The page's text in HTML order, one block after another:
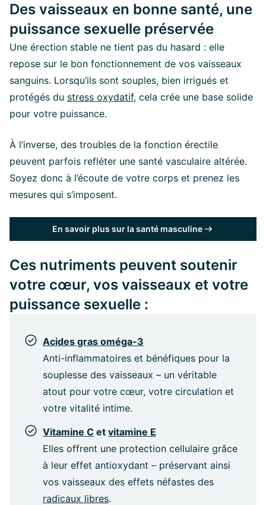
Des vaisseaux en bonne santé, une
puissance sexuelle préservée
Une érection stable ne tient pas du hasard : elle
repose sur le bon fonctionnement de vos vaisseaux
sanguins. Lorsqu’ils sont souples, bien irrigués et
protégés du stress oxydatif, cela crée une base solide
pour votre puissance.
À l’inverse, des troubles de la fonction érectile
peuvent parfois refléter une santé vasculaire altérée.
Soyez donc à l’écoute de votre corps et prenez les
mesures qui s’imposent.
En savoir plus sur la santé masculine
Ces nutriments peuvent soutenir
votre cœur, vos vaisseaux et votre
puissance sexuelle :
Acides gras oméga-3
Anti-inflammatoires et bénéfiques pour la
souplesse des vaisseaux – un véritable
atout pour votre cœur, votre circulation et
votre vitalité intime.
Vitamine C et vitamine E
Elles offrent une protection cellulaire grâce
à leur effet antioxydant – préservant ainsi
vos vaisseaux des effets néfastes des
radicaux libres.